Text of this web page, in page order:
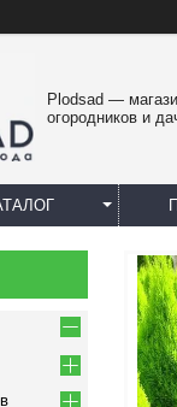
Plodsad —
огородников и